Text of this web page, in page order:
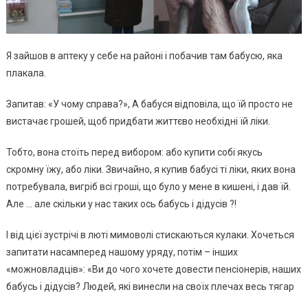
Я зайшов в аптеку у себе на районі і побачив там бабусю, яка
плакала.
Запитав: «У чому справа?», А бабуся відповіла, що їй просто не
вистачає грошей, щоб придбати життєво необхідні їй ліки.
Тобто, вона стоїть перед вибором: або купити собі якусь
скромну їжу, або ліки. Звичайно, я купив бабусі ті ліки, яких вона
потребувала, вигріб всі гроші, що було у мене в кишені, і дав їй.
Але … але скільки у нас таких ось бабусь і дідусів ?!
І від цієї зустрічі в люті мимоволі стискаються кулаки. Хочеться
запитати насамперед нашому уряду, потім – інших
«можновладців»: «Ви до чого хочете довести пенсіонерів, наших
бабусь і дідусів? Людей, які винесли на своїх плечах весь тягар